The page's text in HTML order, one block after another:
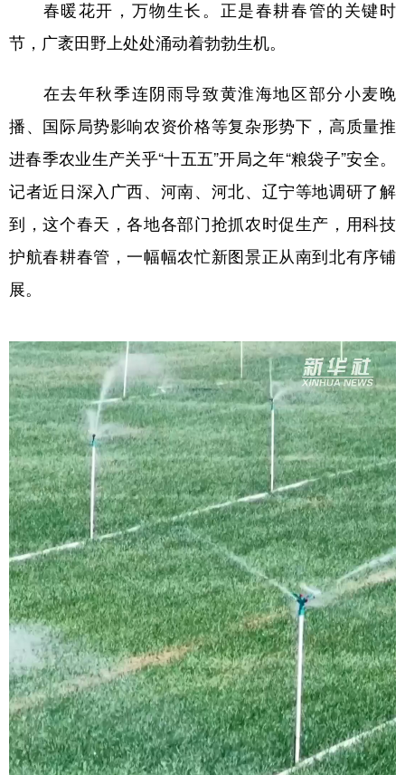
陕西 甘肃 青海 宁夏
多语种频道
English Español Français عربى
Русский язык 日本語 한국어
春暖花开，万物生长。正是春耕春管的关键时
节，广袤田野上处处涌动着勃勃生机。
在去年秋季连阴雨导致黄淮海地区部分小麦晚
播、国际局势影响农资价格等复杂形势下，高质量推
进春季农业生产关乎“十五五”开局之年“粮袋子”安全。
记者近日深入广西、河南、河北、辽宁等地调研了解
到，这个春天，各地各部门抢抓农时促生产，用科技
护航春耕春管，一幅幅农忙新图景正从南到北有序铺
展。